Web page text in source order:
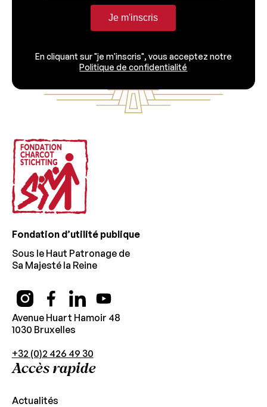
Je m'inscris
En cliquant sur "je m'inscris", vous acceptez notre
Politique de confidentialité
Fondation d’utilité publique
Sous le Haut Patronage de
Sa Majesté la Reine
Avenue Huart Hamoir 48
1030 Bruxelles
+32 (0)2 426 49 30
Accès rapide
Actualités